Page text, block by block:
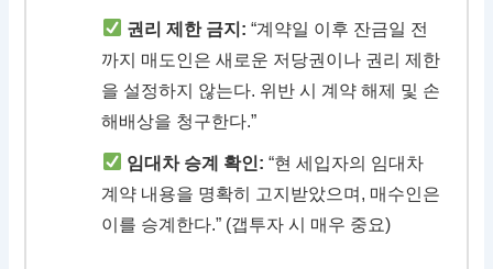
권리 제한 금지: “계약일 이후 잔금일 전
까지 매도인은 새로운 저당권이나 권리 제한
을 설정하지 않는다. 위반 시 계약 해제 및 손
해배상을 청구한다.”
임대차 승계 확인: “현 세입자의 임대차
계약 내용을 명확히 고지받았으며, 매수인은
이를 승계한다.” (갭투자 시 매우 중요)